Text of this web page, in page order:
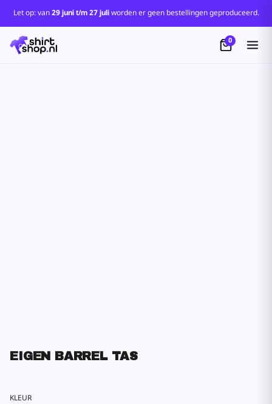
Let op: van29 juni t/m 27 juliworden er geen bestellingen geproduceerd.
0
EIGEN BARREL TAS
KLEUR